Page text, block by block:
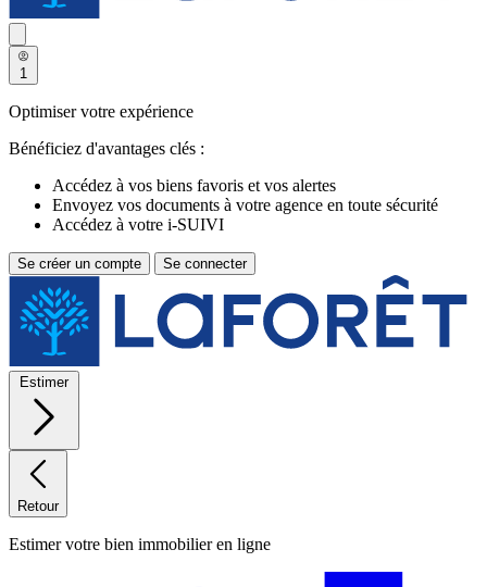
1
Optimiser votre expérience
Bénéficiez d'avantages clés :
Accédez à vos biens favoris et vos alertes
Envoyez vos documents à votre agence en toute sécurité
Accédez à votre i-SUIVI
Se créer un compte Se connecter
Estimer
Retour
Estimer votre bien immobilier en ligne